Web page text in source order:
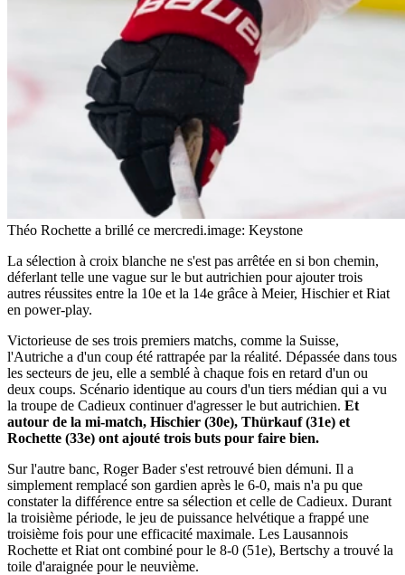
Théo Rochette a brillé ce mercredi.image: Keystone
La sélection à croix blanche ne s'est pas arrêtée en si bon chemin,
déferlant telle une vague sur le but autrichien pour ajouter trois
autres réussites entre la 10e et la 14e grâce à Meier, Hischier et Riat
en power-play.
Victorieuse de ses trois premiers matchs, comme la Suisse,
l'Autriche a d'un coup été rattrapée par la réalité. Dépassée dans tous
les secteurs de jeu, elle a semblé à chaque fois en retard d'un ou
deux coups. Scénario identique au cours d'un tiers médian qui a vu
la troupe de Cadieux continuer d'agresser le but autrichien. Et
autour de la mi-match, Hischier (30e), Thürkauf (31e) et
Rochette (33e) ont ajouté trois buts pour faire bien.
Sur l'autre banc, Roger Bader s'est retrouvé bien démuni. Il a
simplement remplacé son gardien après le 6-0, mais n'a pu que
constater la différence entre sa sélection et celle de Cadieux. Durant
la troisième période, le jeu de puissance helvétique a frappé une
troisième fois pour une efficacité maximale. Les Lausannois
Rochette et Riat ont combiné pour le 8-0 (51e), Bertschy a trouvé la
toile d'araignée pour le neuvième.